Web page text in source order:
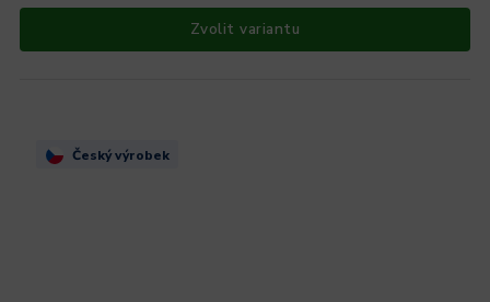
Zvolit variantu
Český výrobek